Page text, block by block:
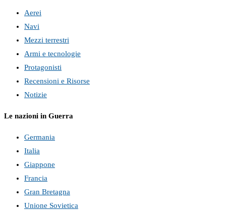
Aerei
Navi
Mezzi terrestri
Armi e tecnologie
Protagonisti
Recensioni e Risorse
Notizie
Le nazioni in Guerra
Germania
Italia
Giappone
Francia
Gran Bretagna
Unione Sovietica